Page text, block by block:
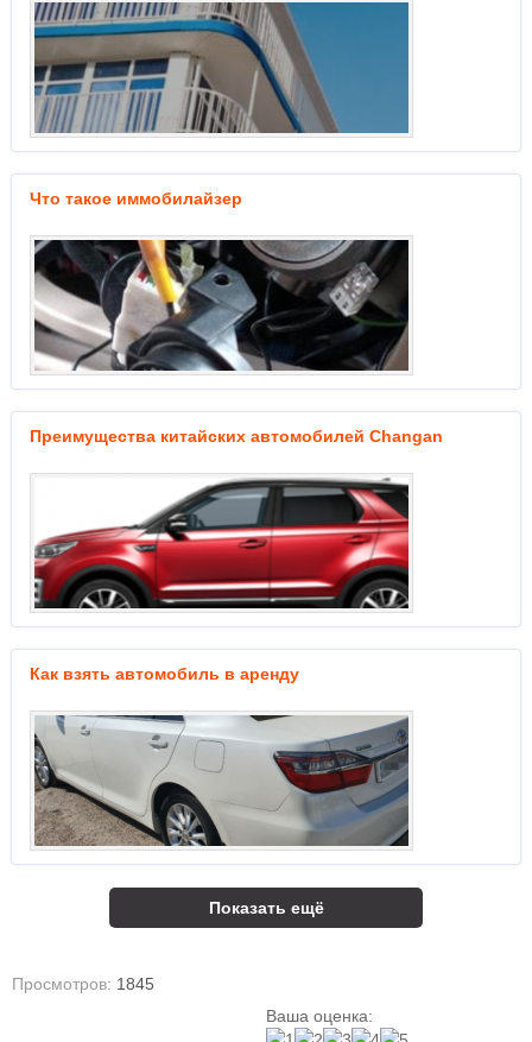
Что такое иммобилайзер
Преимущества китайских автомобилей Changan
Как взять автомобиль в аренду
Показать ещё
Просмотров: 1845
Ваша оценка: